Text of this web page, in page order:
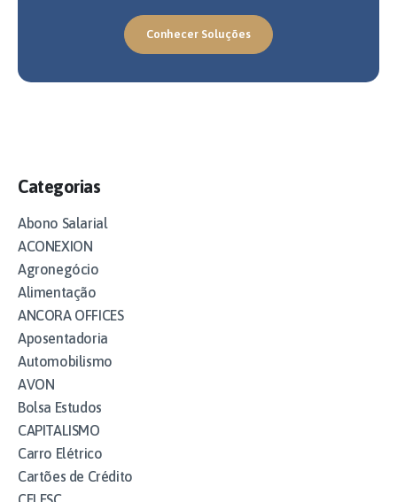
Conhecer Soluções
Categorias
Abono Salarial
ACONEXION
Agronegócio
Alimentação
ANCORA OFFICES
Aposentadoria
Automobilismo
AVON
Bolsa Estudos
CAPITALISMO
Carro Elétrico
Cartões de Crédito